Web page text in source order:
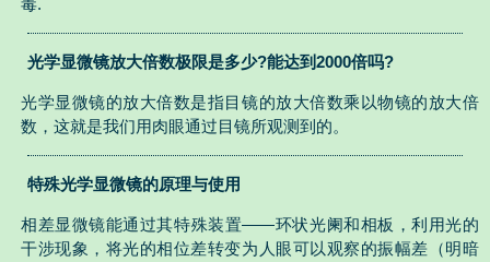
毒.
光学显微镜放大倍数极限是多少?能达到2000倍吗?
光学显微镜的放大倍数是指目镜的放大倍数乘以物镜的放大倍
数，这就是我们用肉眼通过目镜所观测到的。
特殊光学显微镜的原理与使用
相差显微镜能通过其特殊装置——环状光阑和相板，利用光的
干涉现象，将光的相位差转变为人眼可以观察的振幅差（明暗